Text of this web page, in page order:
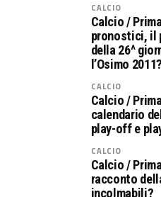
CALCIO
Calcio /
pronostici, il
della 26^
l’Osimo 2011?
CALCIO
Calcio /
calendario
play-off e
CALCIO
Calcio /
racconto
incolmabili?